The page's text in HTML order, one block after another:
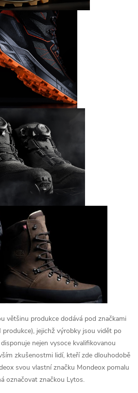
většinu produkce dodává pod značkami
produkce), jejichž výrobky jsou vidět po
nejen vysoce kvalifikovanou
zkušenostmi lidí, kteří zde dlouhodobě
svou vlastní značku Mondeox pomalu
označovat značkou Lytos.